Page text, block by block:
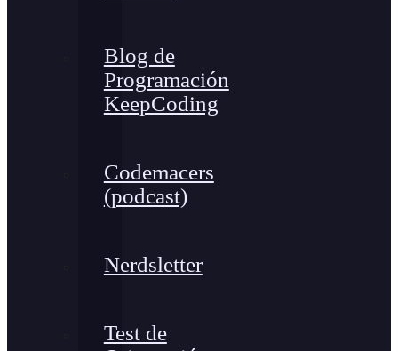
Blog de
Programación
KeepCoding
Codemacers
(podcast)
Nerdsletter
Test de